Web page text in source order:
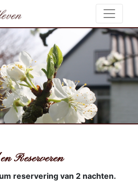
Reserveren
reservering van 2 nachten.